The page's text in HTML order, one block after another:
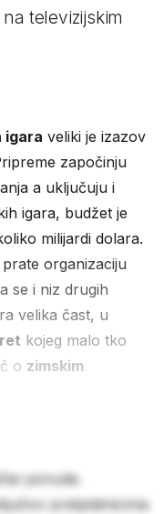
televizijskim
igara veliki je izazov
započinju
a uključuju i
igara, budžet je
milijardi dolara.
organizaciju
se i niz drugih
velika čast, u
kojeg malo tko
o zimskim
ponude.
pretplatnicima.